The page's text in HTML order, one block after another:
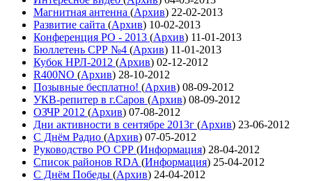
Магнитная антенна (Архив) 22-02-2013
Развитие сайта (Архив) 10-02-2013
Конференция РО - 2013 (Архив) 11-01-2013
Бюллетень СРР №4 (Архив) 11-01-2013
Кубок НРЛ-2012 (Архив) 02-12-2012
R400NO (Архив) 28-10-2012
Позывные бесплатно! (Архив) 08-09-2012
УКВ-репитер в г.Саров (Архив) 08-09-2012
ОЗЧР 2012 (Архив) 07-08-2012
Дни активности в сентябре 2013г (Архив) 23-06-2012
С Днём Радио (Архив) 07-05-2012
Руководство РО СРР (Информация) 28-04-2012
Список районов RDA (Информация) 25-04-2012
С Днём Победы (Архив) 24-04-2012